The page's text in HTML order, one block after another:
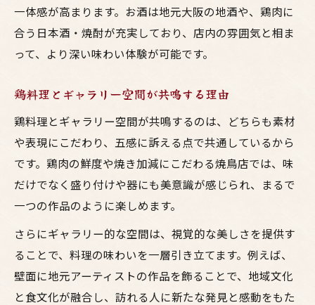
一体感が高まります。お酒は地元大阪の地酒や、鶏肉に
合う日本酒・焼酎が充実しており、店内の雰囲気と相ま
って、より深い味わい体験が可能です。
鶏料理とギャラリー空間が共鳴する理由
鶏料理とギャラリー空間が共鳴するのは、どちらも素材
や表現にこだわり、五感に訴える点で共通しているから
です。鶏肉の鮮度や焼き加減にこだわる焼鳥店では、味
だけでなく盛り付けや器にも美意識が感じられ、まるで
一つの作品のように楽しめます。
さらにギャラリー的な空間は、視覚的な美しさを提供す
ることで、料理の味わいを一層引き立てます。例えば、
壁面に地元アーティストの作品を飾ることで、地域文化
と食文化が融合し、訪れる人に新たな発見と感動をもた